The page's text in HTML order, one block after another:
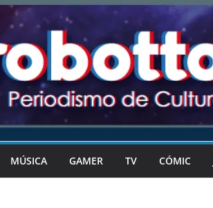
MÚSICA GAMER TV CÓMIC